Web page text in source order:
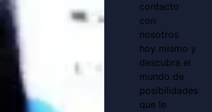
contacto
con
nosotros
hoy mismo y
descubra el
mundo de
posibilidades
que le